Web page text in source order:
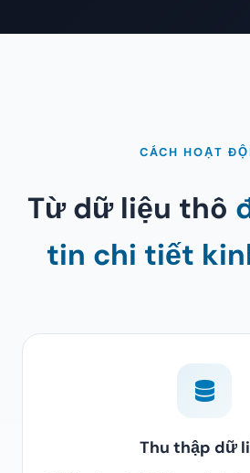
CÁCH HOẠT
Từ dữ liệu thô
tin chi tiết
Thu thập dữ